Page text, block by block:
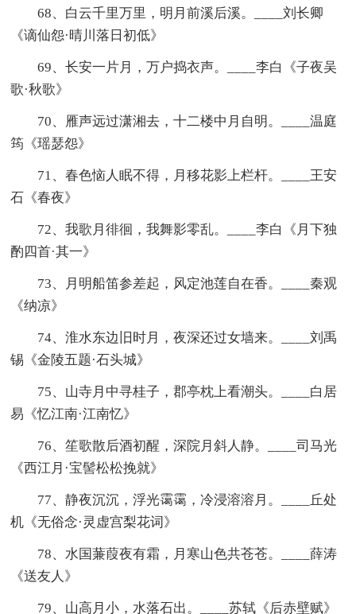
68、白云千里万里，明月前溪后溪。____刘长卿
《谪仙怨·晴川落日初低》
69、长安一片月，万户捣衣声。____李白《子夜吴
歌·秋歌》
70、雁声远过潇湘去，十二楼中月自明。____温庭
筠《瑶瑟怨》
71、春色恼人眠不得，月移花影上栏杆。____王安
石《春夜》
72、我歌月徘徊，我舞影零乱。____李白《月下独
酌四首·其一》
73、月明船笛参差起，风定池莲自在香。____秦观
《纳凉》
74、淮水东边旧时月，夜深还过女墙来。____刘禹
锡《金陵五题·石头城》
75、山寺月中寻桂子，郡亭枕上看潮头。____白居
易《忆江南·江南忆》
76、笙歌散后酒初醒，深院月斜人静。____司马光
《西江月·宝髻松松挽就》
77、静夜沉沉，浮光霭霭，冷浸溶溶月。____丘处
机《无俗念·灵虚宫梨花词》
78、水国蒹葭夜有霜，月寒山色共苍苍。____薛涛
《送友人》
79、山高月小，水落石出。____苏轼《后赤壁赋》